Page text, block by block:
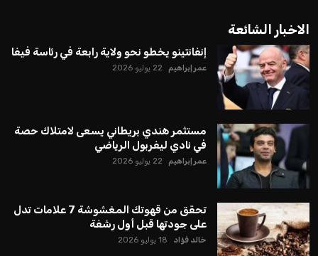
الاخبار الشائعة
إنفانتينو يخطو نحو ولاية رابعة في رئاسة فيفا
عمر إبراهيم 22 يوليو 2026
مستثمر هندي بريطاني يسعى لامتلاك حصة
في نادي ليفربول الرياضي
عمر إبراهيم 22 يوليو 2026
تحقق من قهوتك المغشوشة 7 علامات تدل
على جودتها قبل أول رشفة
خالد فؤاد 18 يوليو 2026